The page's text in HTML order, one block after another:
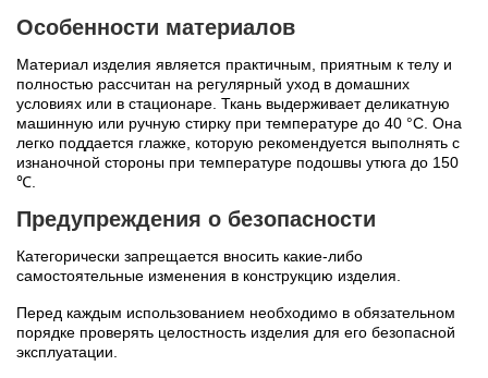
Особенности материалов
Материал изделия является практичным, приятным к телу и
полностью рассчитан на регулярный уход в домашних
условиях или в стационаре. Ткань выдерживает деликатную
машинную или ручную стирку при температуре до 40 °С. Она
легко поддается глажке, которую рекомендуется выполнять с
изнаночной стороны при температуре подошвы утюга до 150
℃.
Предупреждения о безопасности
Категорически запрещается вносить какие-либо
самостоятельные изменения в конструкцию изделия.
Перед каждым использованием необходимо в обязательном
порядке проверять целостность изделия для его безопасной
эксплуатации.